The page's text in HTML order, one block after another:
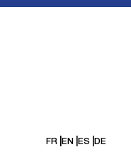
FR EN ES DE